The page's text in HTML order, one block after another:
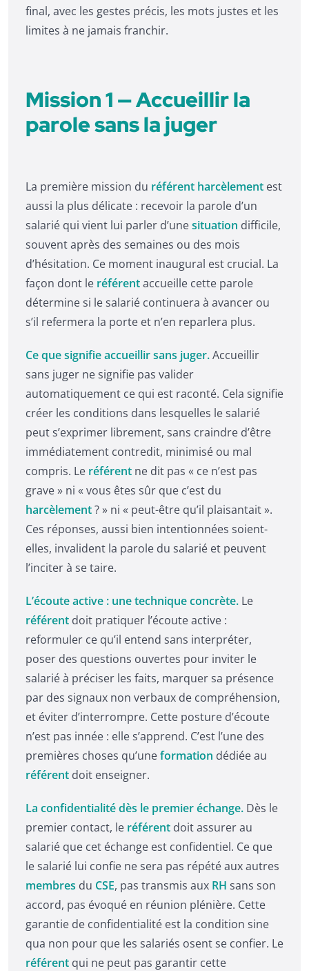
final, avec les gestes précis, les mots justes et les
limites à ne jamais franchir.
Mission 1 — Accueillir la
parole sans la juger
La première mission du référent harcèlement est
aussi la plus délicate : recevoir la parole d’un
salarié qui vient lui parler d’unesituation difficile,
souvent après des semaines ou des mois
d’hésitation. Ce moment inaugural est crucial. La
façon dont le référentaccueille cette parole
détermine si le salarié continuera à avancer ou
s’il refermera la porte et n’en reparlera plus.
Ce que signifie accueillir sans juger.Accueillir
sans juger ne signifie pas valider
automatiquement ce qui est raconté. Cela signifie
créer les conditions dans lesquelles le salarié
peut s’exprimer librement, sans craindre d’être
immédiatement contredit, minimisé ou mal
compris. Le référent ne dit pas « ce n’est pas
grave » ni « vous êtes sûr que c’est du
harcèlement? » ni « peut-être qu’il plaisantait ».
Ces réponses, aussi bien intentionnées soient-
elles, invalident la parole du salarié et peuvent
l’inciter à se taire.
L’écoute active : une technique concrète. Le
référent doit pratiquer l’écoute active :
reformuler ce qu’il entend sans interpréter,
poser des questions ouvertes pour inviter le
salarié à préciser les faits, marquer sa présence
par des signaux non verbaux de compréhension,
et éviter d’interrompre. Cette posture d’écoute
n’est pas innée : elle s’apprend. C’est l’une des
premières choses qu’uneformation dédiée au
référent doit enseigner.
La confidentialité dès le premier échange. Dès le
premier contact, le référent doit assurer au
salarié que cet échange est confidentiel. Ce que
le salarié lui confie ne sera pas répété aux autres
membres du CSE, pas transmis aux RH sans son
accord, pas évoqué en réunion plénière. Cette
garantie de confidentialité est la condition sine
qua non pour que les salariés osent se confier. Le
référent qui ne peut pas garantir cette